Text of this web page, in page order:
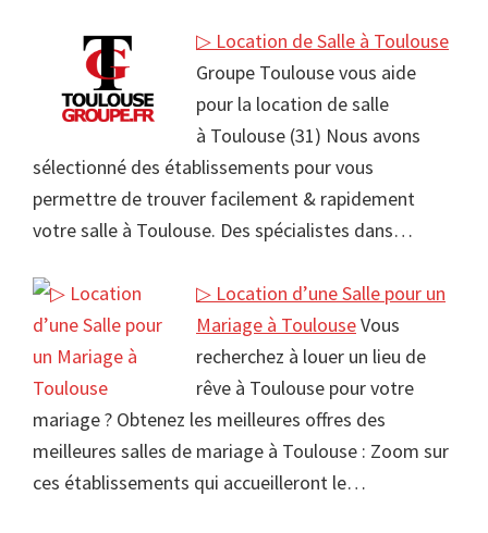
▷ Location de Salle à Toulouse
Groupe Toulouse vous aide
pour la location de salle
à Toulouse (31) Nous avons
sélectionné des établissements pour vous
permettre de trouver facilement & rapidement
votre salle à Toulouse. Des spécialistes dans…
▷ Location d’une Salle pour un
Mariage à ToulouseVous
recherchez à louer un lieu de
rêve à Toulouse pour votre
mariage ? Obtenez les meilleures offres des
meilleures salles de mariage à Toulouse : Zoom sur
ces établissements qui accueilleront le…